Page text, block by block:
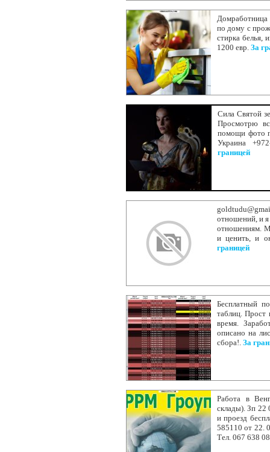
Домработница
по дому с
стирка белья,
1200 евр. За
Сила Святой
Просмотрю
помощи фото
Украина
границей
отношений, и я
отношениям.
и ценить, и
границей
Бесплатный
таблиц. Прост
время.
описано на
сбора!. За
Работа в
склады). Зп 22
и проезд
585110 от 22.
Тел. 067 638